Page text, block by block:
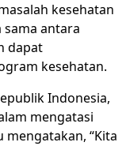
kesehatan
sama antara
dapat
kesehatan.
Indonesia,
mengatasi
mengatakan, “Kita